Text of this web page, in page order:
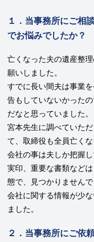
１．当事務所にご相
でお悩みでしたか？
亡くなった夫の遺産整
願いしました。
すでに長い間夫は事業
告もしていないかった
だなと思っていました。
宮本先生に調べていた
て、取締役も全員亡く
会社の事は夫しか把握
実印、重要な書類など
態で、見つかりませんで
会社に関する情報が少
ました。
２．当事務所にご依